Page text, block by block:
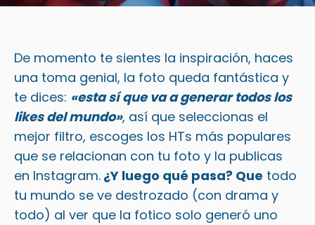
De momento te sientes la inspiración, haces
una toma genial, la foto queda fantástica y
te dices: «esta sí que va a generar todos los
likes del mundo», así que seleccionas el
mejor filtro, escoges los HTs más populares
que se relacionan con tu foto y la publicas
en Instagram. ¿Y luego qué pasa? Que todo
tu mundo se ve destrozado (con drama y
todo) al ver que la fotico solo generó uno